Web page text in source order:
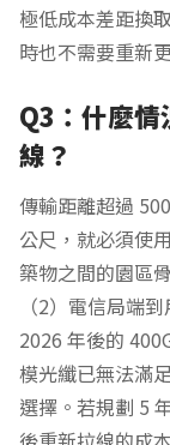
極低成本差距換
時也不需要重新
Q3：什麼情
線？
傳輸距離超過
公尺，就必須使
築物之間的園區
（2）電信局端
2026 年後的
模光纖已無法滿
選擇。若規劃 5